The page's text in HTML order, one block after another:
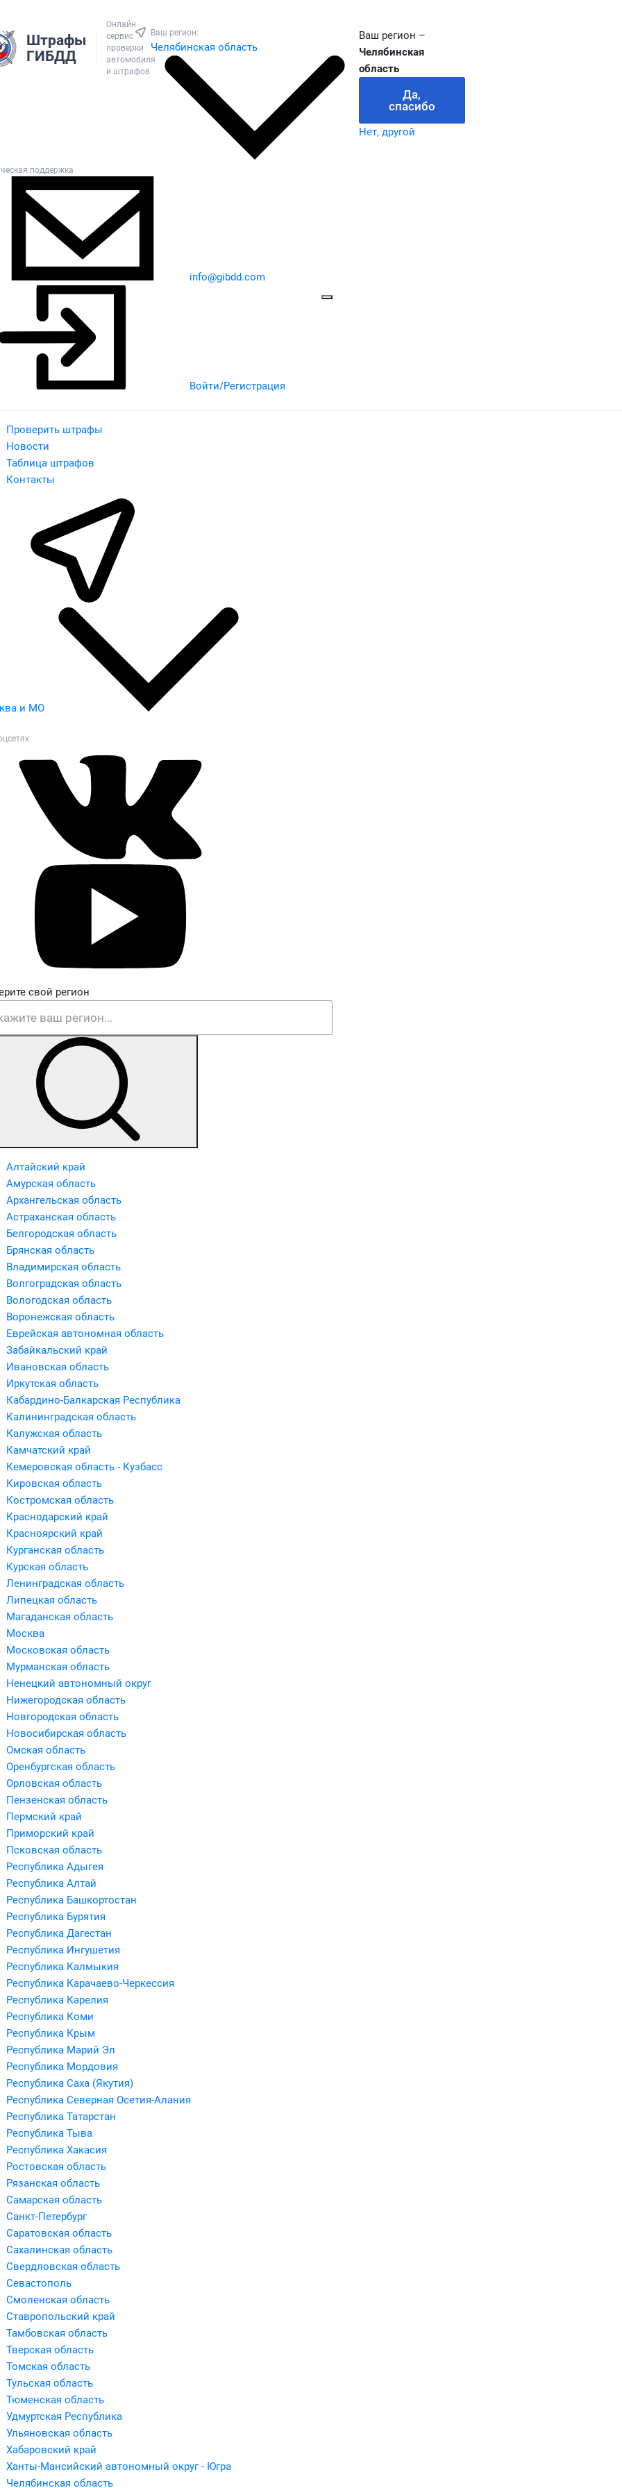
Штрафы
ГИБДД
Онлайн
сервис
проверки
автомобиля
и штрафов
Ваш регион:
Челябинская область
Ваш регион –
Челябинская
область
Да,
спасибо
Нет, другой
поддержка
info@gibdd.com
Войти/Регистрация
Проверить штрафы
Новости
Таблица штрафов
Контакты
и МО
свой регион
Алтайский край
Амурская область
Архангельская область
Астраханская область
Белгородская область
Брянская область
Владимирская область
Волгоградская область
Вологодская область
Воронежская область
Еврейская автономная область
Забайкальский край
Ивановская область
Иркутская область
Кабардино-Балкарская Республика
Калининградская область
Калужская область
Камчатский край
Кемеровская область - Кузбасс
Кировская область
Костромская область
Краснодарский край
Красноярский край
Курганская область
Курская область
Ленинградская область
Липецкая область
Магаданская область
Москва
Московская область
Мурманская область
Ненецкий автономный округ
Нижегородская область
Новгородская область
Новосибирская область
Омская область
Оренбургская область
Орловская область
Пензенская область
Пермский край
Приморский край
Псковская область
Республика Адыгея
Республика Алтай
Республика Башкортостан
Республика Бурятия
Республика Дагестан
Республика Ингушетия
Республика Калмыкия
Республика Карачаево-Черкессия
Республика Карелия
Республика Коми
Республика Крым
Республика Марий Эл
Республика Мордовия
Республика Саха (Якутия)
Республика Северная Осетия-Алания
Республика Татарстан
Республика Тыва
Республика Хакасия
Ростовская область
Рязанская область
Самарская область
Санкт-Петербург
Саратовская область
Сахалинская область
Свердловская область
Севастополь
Смоленская область
Ставропольский край
Тамбовская область
Тверская область
Томская область
Тульская область
Тюменская область
Удмуртская Республика
Ульяновская область
Хабаровский край
Ханты-Мансийский автономный округ - Югра
Челябинская область